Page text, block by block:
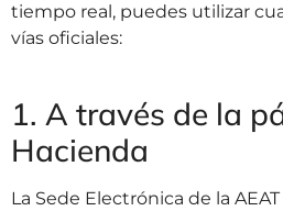
tiempo real, puedes utilizar
vías oficiales:
1. A través de la
Hacienda
La Sede Electrónica de la